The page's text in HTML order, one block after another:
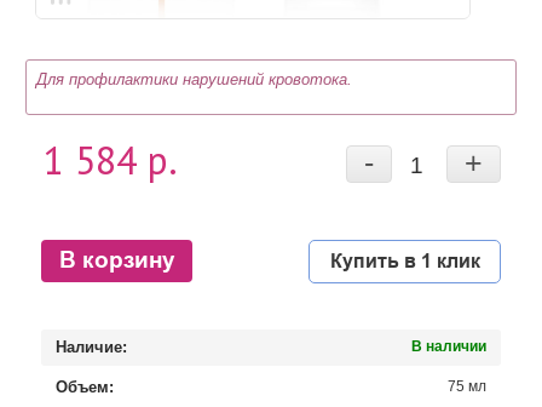
Для профилактики нарушений кровотока.
1 584 р. - +
В корзину Купить в 1 клик
Наличие: В наличии
Объем: 75 мл